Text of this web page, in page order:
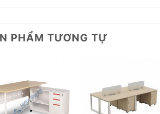
PHẨM TƯƠNG TỰ